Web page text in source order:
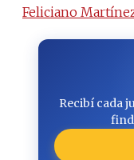
Feliciano
Recibí cada